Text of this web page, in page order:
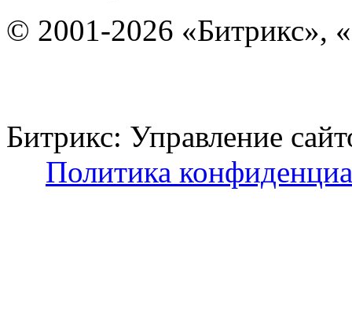
© 2001-2026 «Битрикс»,
Битрикс: Управление
Политика